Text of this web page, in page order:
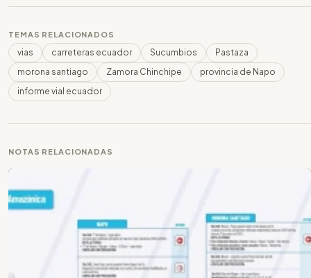
TEMAS RELACIONADOS
vias carreteras ecuador Sucumbios
Pastaza
morona santiago
Zamora Chinchipe
provincia de Napo
informe vial ecuador
NOTAS RELACIONADAS